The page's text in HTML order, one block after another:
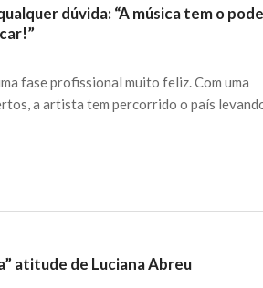
dúvida: “A música tem o
fase profissional muito feliz. Com uma
a artista tem percorrido o país
atitude de Luciana Abreu